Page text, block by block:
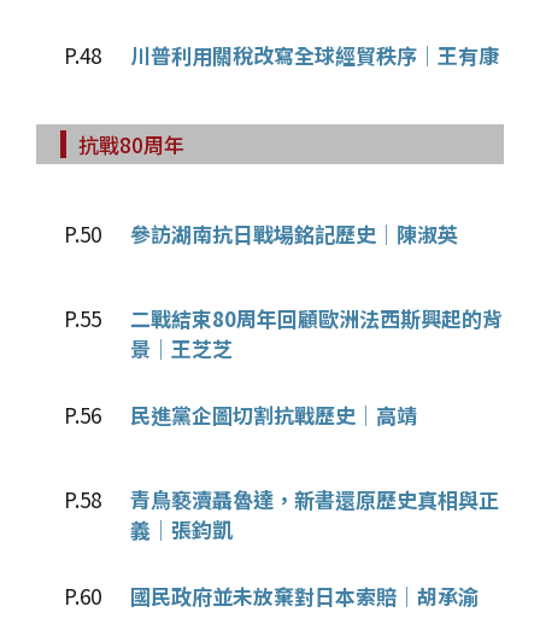
P.48 川普利用關稅改寫全球經貿秩序│王有康
抗戰80周年
P.50 參訪湖南抗日戰場銘記歷史│陳淑英
P.55
二戰結束80周年回顧歐洲法西斯興起的背
景│王芝芝
P.56 民進黨企圖切割抗戰歷史│高靖
P.58
青鳥褻瀆聶魯達，新書還原歷史真相與正
義│張鈞凱
P.60 國民政府並未放棄對日本索賠│胡承渝